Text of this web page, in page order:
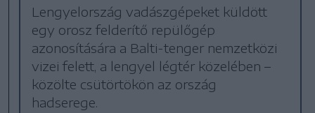
Lengyelország vadászgépeket küldött
egy orosz felderítő repülőgép
azonosítására a Balti-tenger nemzetközi
vizei felett, a lengyel légtér közelében –
közölte csütörtökön az ország
hadserege.